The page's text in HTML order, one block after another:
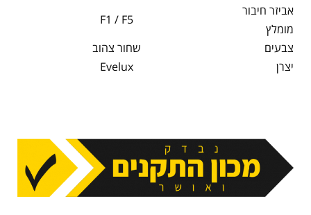
אביזר חיבור
מומלץ
F1 / F5
צבעים
שחור צהוב
יצרן
Evelux